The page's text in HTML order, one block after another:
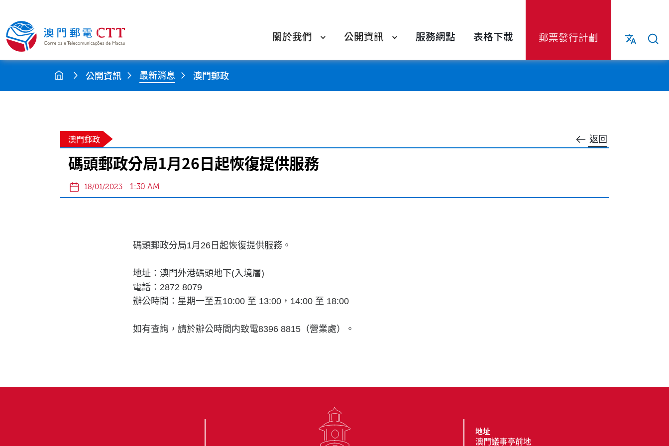
關於我們 公開資訊 服務網點 表格下載 郵票發行計劃
公開資訊 最新消息 澳門郵政
返回
澳門郵政
碼頭郵政分局1月26日起恢復提供服務
18/01/2023 1:30 AM
碼頭郵政分局1月26日起恢復提供服務。
地址：澳門外港碼頭地下(入境層)
電話：2872 8079
辦公時間：星期一至五10:00 至 13:00，14:00 至 18:00
如有查詢，請於辦公時間内致電8396 8815（營業處）。
地址
澳門議事亭前地